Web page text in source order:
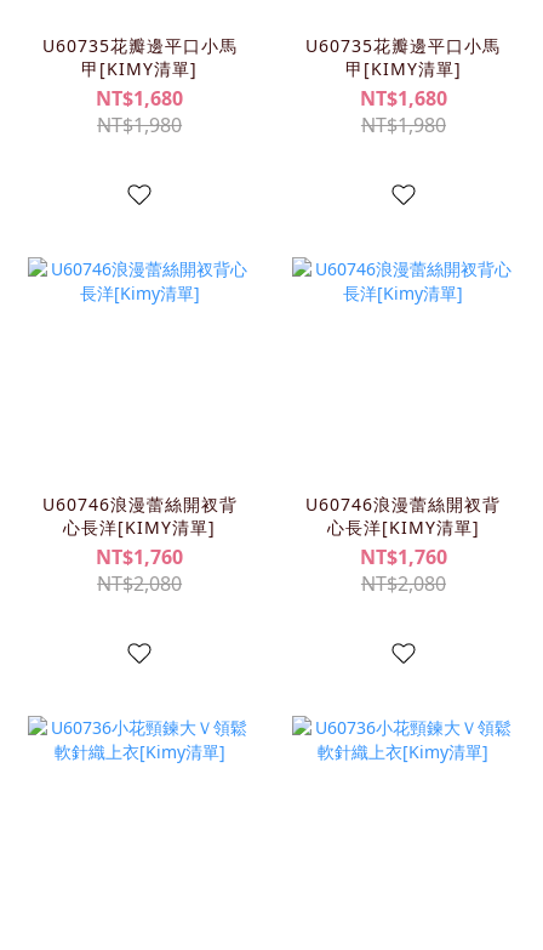
U60735花瓣邊平口小馬
甲[KIMY清單]
NT$1,680
NT$1,980
U60735花瓣邊平口小馬
甲[KIMY清單]
NT$1,680
NT$1,980
U60746浪漫蕾絲開衩背
心長洋[KIMY清單]
NT$1,760
NT$2,080
U60746浪漫蕾絲開衩背
心長洋[KIMY清單]
NT$1,760
NT$2,080